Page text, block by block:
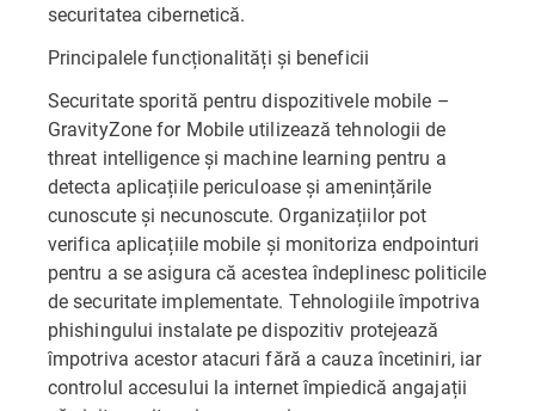
securitatea cibernetică.
Principalele funcționalități și beneficii
Securitate sporită pentru dispozitivele mobile –
GravityZone for Mobile utilizează tehnologii de
threat intelligence și machine learning pentru a
detecta aplicațiile periculoase și amenințările
cunoscute și necunoscute. Organizațiilor pot
verifica aplicațiile mobile și monitoriza endpointuri
pentru a se asigura că acestea îndeplinesc politicile
de securitate implementate. Tehnologiile împotriva
phishingului instalate pe dispozitiv protejează
împotriva acestor atacuri fără a cauza încetiniri, iar
controlul accesului la internet împiedică angajații